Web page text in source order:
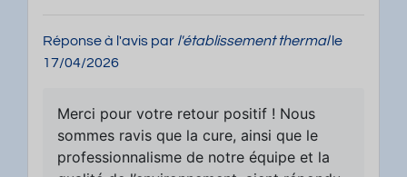
Réponse à l'avis par l'établissement thermalle
17/04/2026
Merci pour votre retour positif ! Nous
sommes ravis que la cure, ainsi que le
professionnalisme de notre équipe et la